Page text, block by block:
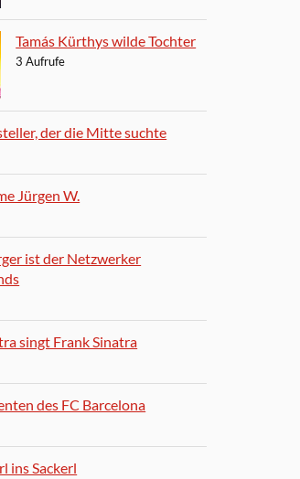
Tamás Kürthys wilde Tochter
3 Aufrufe
der die Mitte suchte
Jürgen W.
ist der Netzwerker
singt Frank Sinatra
des FC Barcelona
ins Sackerl